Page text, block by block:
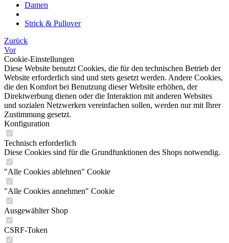
Damen
Strick & Pullover
Zurück
Vor
Cookie-Einstellungen
Diese Website benutzt Cookies, die für den technischen Betrieb der
Website erforderlich sind und stets gesetzt werden. Andere Cookies,
die den Komfort bei Benutzung dieser Website erhöhen, der
Direktwerbung dienen oder die Interaktion mit anderen Websites
und sozialen Netzwerken vereinfachen sollen, werden nur mit Ihrer
Zustimmung gesetzt.
Konfiguration
Technisch erforderlich
Diese Cookies sind für die Grundfunktionen des Shops notwendig.
"Alle Cookies ablehnen" Cookie
"Alle Cookies annehmen" Cookie
Ausgewählter Shop
CSRF-Token